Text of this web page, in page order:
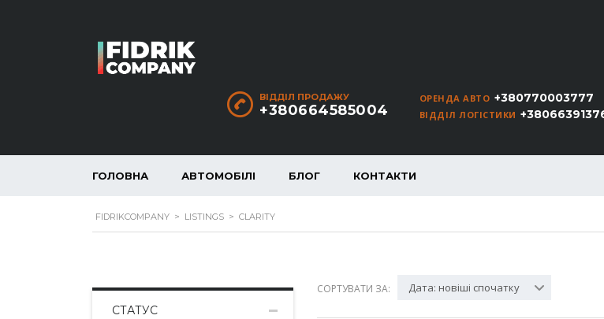
ОРЕНДА АВТО +380770003777
ВІДДІЛ ЛОГІСТИКИ
ВІДДІЛ ПРОДАЖУ
+380664585004
ГОЛОВНА АВТОМОБІЛІ БЛОГ КОНТАКТИ
FIDRIKCOMPANY > LISTINGS > CLARITY
СТАТУС
СОРТУВАТИ ЗА: Дата: новіші спочатку